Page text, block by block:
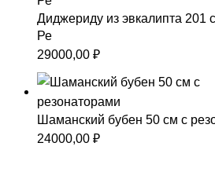
Диджериду из эвкалипта 201
Ре
29000,00 ₽
Шаманский бубен 50 см с
24000,00 ₽